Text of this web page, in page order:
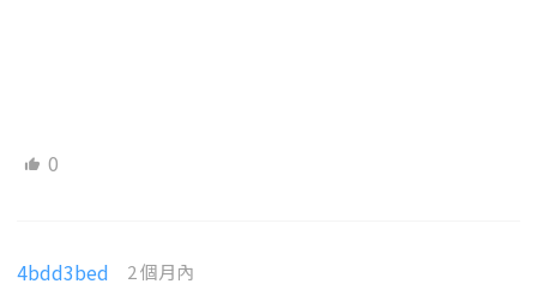
0
4bdd3bed 2 個月內